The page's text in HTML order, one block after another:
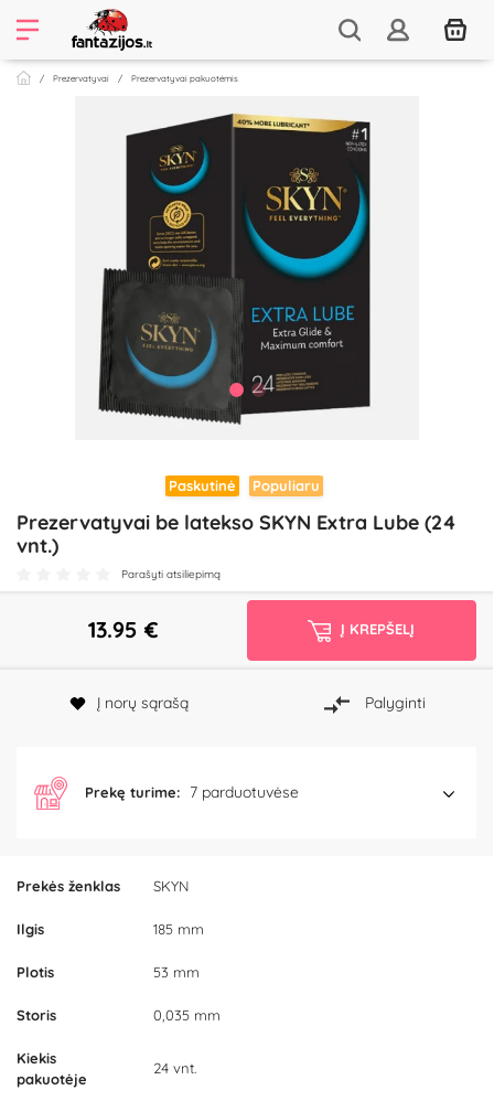
Prezervatyvai Prezervatyvai pakuotėmis
Paskutinė Populiaru
Prezervatyvai be latekso SKYN Extra Lube (24
vnt.)
Parašyti atsiliepimą
Prekės ženklas SKYN
Ilgis 185 mm
Plotis 53 mm
Storis 0,035 mm
Kiekis
pakuotėje
24 vnt.
13.95 € Į KREPŠELĮ
Į norų sąrašą Palyginti
Prekę turime: 7 parduotuvėse